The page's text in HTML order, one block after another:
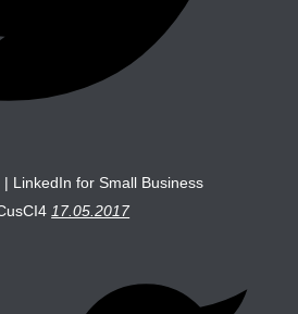
| LinkedIn for Small Business
17.05.2017